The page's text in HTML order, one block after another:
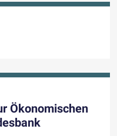
Ökonomischen